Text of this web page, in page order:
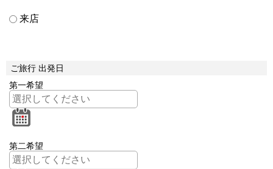
来店
ご旅行 出発日
第一希望
第二希望